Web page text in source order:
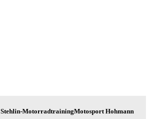
Stehlin-MotorradtrainingMotosport Hohmann